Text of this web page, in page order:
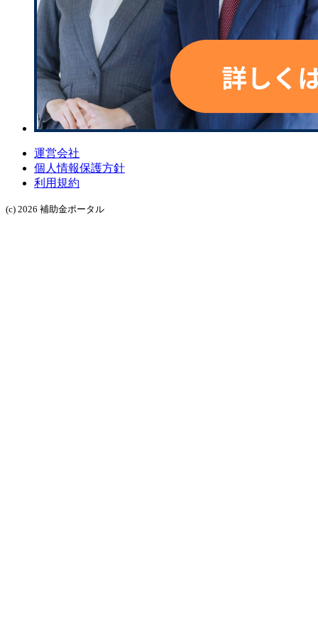
運営会社
個人情報保護方針
利用規約
(c) 2026 補助金ポータル